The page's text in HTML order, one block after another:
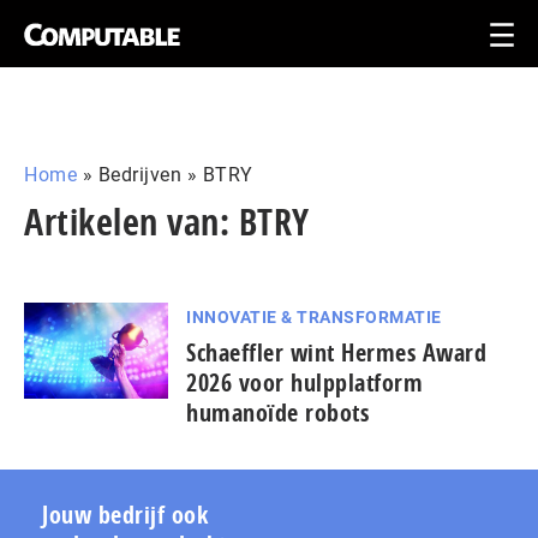
Home » Bedrijven » BTRY
Artikelen van: BTRY
INNOVATIE & TRANSFORMATIE
Schaeffler wint Hermes Award
2026 voor hulp­plat­form
humanoïde robots
Jouw bedrijf ook